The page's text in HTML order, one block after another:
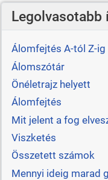
Legolvasotabb
Álomfejtés A-tól Z-ig
Álomszótár
Önéletrajz helyett
Álomfejtés
Mit jelent a fog
Viszketés
Összetett számok
Mennyi ideig marad